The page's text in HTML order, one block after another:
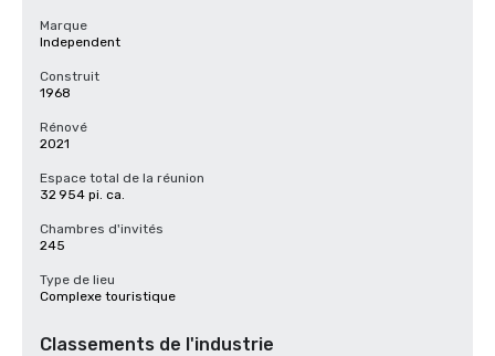
Marque
Independent
Construit
1968
Rénové
2021
Espace total de la réunion
32 954 pi. ca.
Chambres d'invités
245
Type de lieu
Complexe touristique
Classements de l'industrie